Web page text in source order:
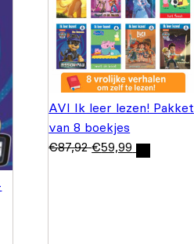
AVI Ik leer lezen! Pakket
van 8 boekjes
€87,92 €59,99